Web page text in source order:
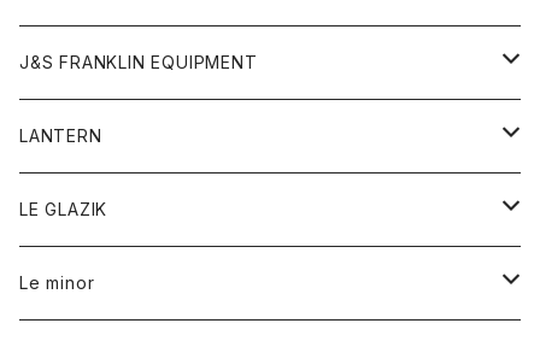
フリース
マフラー
リング
靴
カーディガン
ジャケット
ボトム
オーバーオール
ショートパンツ
レディース
アウター
カーディガン
ストール
カットソー
シャツ
ボトム
オーバーオール
ショートパンツ
レディース
オーバーオール
シャツ
ワンピース
ワンピース
トレーナー
トップス
Gジャケット
スウェット
帽子
帽子
ボトム
J&S FRANKLIN EQUIPMENT
アウター
LANTERN
アウター
Tシャツ
LE GLAZIK
レディース
Le minor